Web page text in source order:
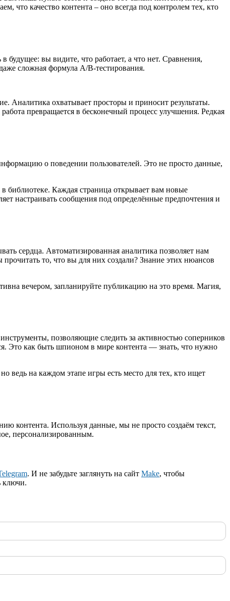
что качество контента – оно всегда под контролем тех, кто
вы видите, что работает, а что нет. Сравнения,
сложная формула A/B-тестирования.
Аналитика охватывает просторы и приносит результаты.
превращается в бесконечный процесс улучшения. Редкая
о поведении пользователей. Это не просто данные,
библиотеке. Каждая страница открывает вам новые
настраивать сообщения под определённые предпочтения и
сердца. Автоматизированная аналитика позволяет нам
то, что вы для них создали? Знание этих нюансов
вечером, запланируйте публикацию на это время. Магия,
позволяющие следить за активностью соперников
Это как быть шпионом в мире контента — знать, что нужно
ведь на каждом этапе игры есть место для тех, кто ищет
контента. Используя данные, мы не просто создаём текст,
персонализированным.
. И не забудьте заглянуть на сайт Make, чтобы
ключи.